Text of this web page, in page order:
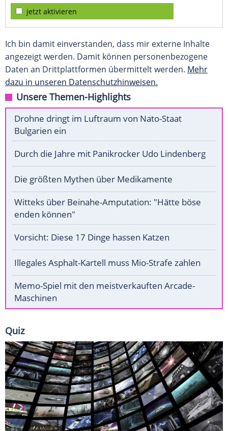
jetzt aktivieren
Ich bin damit einverstanden, dass mir externe Inhalte
angezeigt werden. Damit können personenbezogene
Daten an Drittplattformen übermittelt werden. Mehr
dazu in unseren Datenschutzhinweisen.
Unsere Themen-Highlights
Drohne dringt im Luftraum von Nato-Staat
Bulgarien ein
Durch die Jahre mit Panikrocker Udo Lindenberg
Die größten Mythen über Medikamente
Witteks über Beinahe-Amputation: "Hätte böse
enden können"
Vorsicht: Diese 17 Dinge hassen Katzen
Illegales Asphalt-Kartell muss Mio-Strafe zahlen
Memo-Spiel mit den meistverkauften Arcade-
Maschinen
Quiz